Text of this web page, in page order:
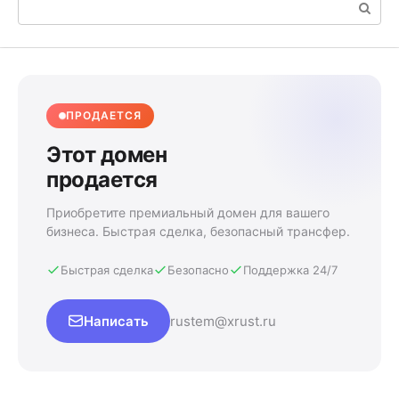
ПРОДАЕТСЯ
Этот домен
продается
Приобретите премиальный домен для вашего
бизнеса. Быстрая сделка, безопасный трансфер.
Быстрая сделка Безопасно Поддержка 24/7
Написать rustem@xrust.ru